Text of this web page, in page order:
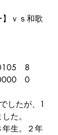
ｖｓ和歌
　8
　0
したが、1
た。
年生。２年